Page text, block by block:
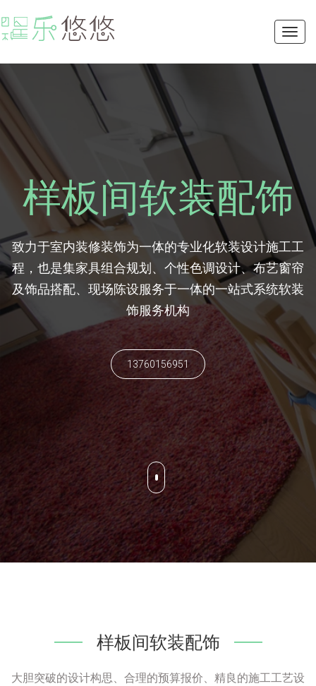
样板间软装配饰
致力于室内装修装饰为一体的专业化软装设计施工工
程，也是集家具组合规划、个性色调设计、布艺窗帘
及饰品搭配、现场陈设服务于一体的一站式系统软装
饰服务机构
13760156951
样板间软装配饰
大胆突破的设计构思、合理的预算报价、精良的施工工艺设